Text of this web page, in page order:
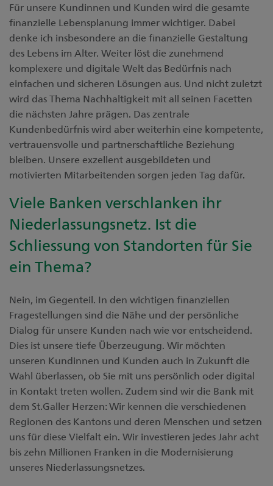
Für unsere Kundinnen und Kunden wird die gesamte
finanzielle Lebensplanung immer wichtiger. Dabei
denke ich insbesondere an die finanzielle Gestaltung
des Lebens im Alter. Weiter löst die zunehmend
komplexere und digitale Welt das Bedürfnis nach
einfachen und sicheren Lösungen aus. Und nicht zuletzt
wird das Thema Nachhaltigkeit mit all seinen Facetten
die nächsten Jahre prägen. Das zentrale
Kundenbedürfnis wird aber weiterhin eine kompetente,
vertrauensvolle und partnerschaftliche Beziehung
bleiben. Unsere exzellent ausgebildeten und
motivierten Mitarbeitenden sorgen jeden Tag dafür.
Viele Banken verschlanken ihr
Niederlassungsnetz. Ist die
Schliessung von Standorten für Sie
ein Thema?
Nein, im Gegenteil. In den wichtigen finanziellen
Fragestellungen sind die Nähe und der persönliche
Dialog für unsere Kunden nach wie vor entscheidend.
Dies ist unsere tiefe Überzeugung. Wir möchten
unseren Kundinnen und Kunden auch in Zukunft die
Wahl überlassen, ob Sie mit uns persönlich oder digital
in Kontakt treten wollen. Zudem sind wir die Bank mit
dem St.Galler Herzen: Wir kennen die verschiedenen
Regionen des Kantons und deren Menschen und setzen
uns für diese Vielfalt ein. Wir investieren jedes Jahr acht
bis zehn Millionen Franken in die Modernisierung
unseres Niederlassungsnetzes.